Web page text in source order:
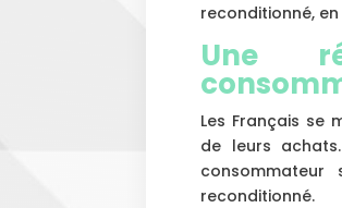
reconditionné,
Une
Les Français se
de leurs
consommateur
reconditionné.